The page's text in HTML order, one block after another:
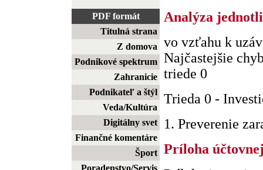
PDF formát
Titulná strana
Z domova
Podnikové spektrum
Zahranicie
Podnikateľ a štýl
Veda/Kultúra
Digitálny svet
Finančné komentáre
Šport
Poradenstvo/Servis
Analýza
vo vzťahu k
Najčastejšie
triede 0
Trieda 0 -
1. Preverenie
Príloha